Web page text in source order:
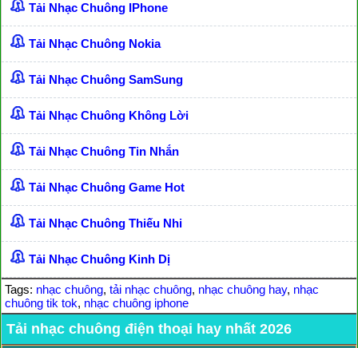
Tải Nhạc Chuông IPhone
Tải Nhạc Chuông Nokia
Tải Nhạc Chuông SamSung
Tải Nhạc Chuông Không Lời
Tải Nhạc Chuông Tin Nhắn
Tải Nhạc Chuông Game Hot
Tải Nhạc Chuông Thiếu Nhi
Tải Nhạc Chuông Kinh Dị
Tags: nhạc chuông, tải nhạc chuông, nhạc chuông hay, nhạc
chuông tik tok, nhạc chuông iphone
Tải nhạc chuông điện thoại hay nhất 2026